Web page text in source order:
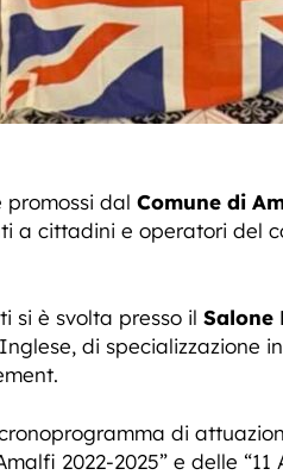
promossi dal Comune di
a cittadini e operatori del
si è svolta presso il Salone
di specializzazione
di
2022-2025” e delle